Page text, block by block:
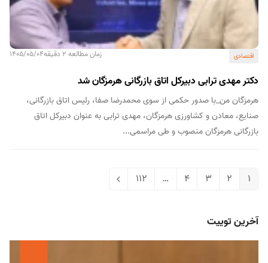
اقتصادی زمان مطالعه 2 دقیقه 1405/05/04
دکتر مهدی ترابی دبیرکل اتاق بازرگانی هرمزگان شد
هرمزگان من_با صدور حکمی از سوی محمدرضا صفا، رئیس اتاق بازرگانی،
صنایع، معادن و کشاورزی هرمزگان، مهدی ترابی به عنوان دبیرکل اتاق
بازرگانی هرمزگان منصوب و طی مراسمی...
Page1
Page2
Page3
Page4
…
Page112
Next
آخرین توییت